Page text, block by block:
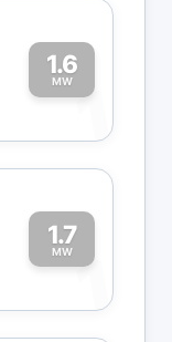
1.6
MW1
1.7
MW1